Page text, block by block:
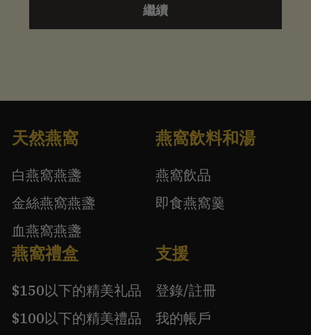
繼續
天然燕窩
白燕窩燕盞
金絲燕窩燕盞
血燕窩燕盞
燕窩飲料和湯
燕窩飲品
即食燕窩羹
燕窩禮盒
$150以下的精美礼品
$100以下的精美禮品
支援
登錄/註冊
我的帳戶